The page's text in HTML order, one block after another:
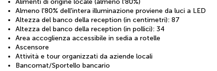
Almeno l'80% dell'intera illuminazione proviene da luci a LED
Altezza del banco della reception (in centimetri): 87
Altezza del banco della reception (in pollici): 34
Area accoglienza accessibile in sedia a rotelle
Ascensore
Attività e tour organizzati da aziende locali
Bancomat/Sportello bancario